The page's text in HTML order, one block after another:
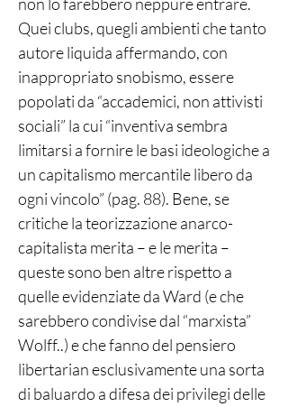
Quei clubs, quegli ambienti che tanto
autore liquida affermando, con
inappropriato snobismo, essere
popolati da “accademici, non attivisti
sociali” la cui “inventiva sembra
limitarsi a fornire le basi ideologiche a
un capitalismo mercantile libero da
ogni vincolo” (pag. 88). Bene, se
critiche la teorizzazione anarco-
capitalista merita – e le merita –
queste sono ben altre rispetto a
quelle evidenziate da Ward (e che
sarebbero condivise dal “marxista”
Wolff..) e che fanno del pensiero
libertarian esclusivamente una sorta
di baluardo a difesa dei privilegi delle